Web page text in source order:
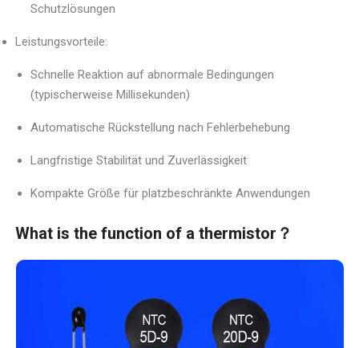
Schutzlösungen
Leistungsvorteile:
Schnelle Reaktion auf abnormale Bedingungen
(typischerweise Millisekunden)
Automatische Rückstellung nach Fehlerbehebung
Langfristige Stabilität und Zuverlässigkeit
Kompakte Größe für platzbeschränkte Anwendungen
What is the function of a thermistor？